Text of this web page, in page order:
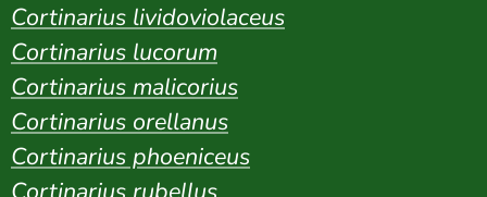
Cortinarius lividoviolaceus
Cortinarius lucorum
Cortinarius malicorius
Cortinarius orellanus
Cortinarius phoeniceus